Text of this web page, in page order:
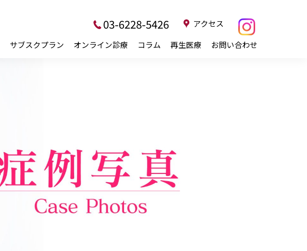
サブスクプラン オンライン診療 コラム 再生医療 お問い合わせ
03-6228-5426 アクセス